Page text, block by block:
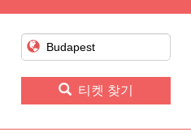
티켓 찾기